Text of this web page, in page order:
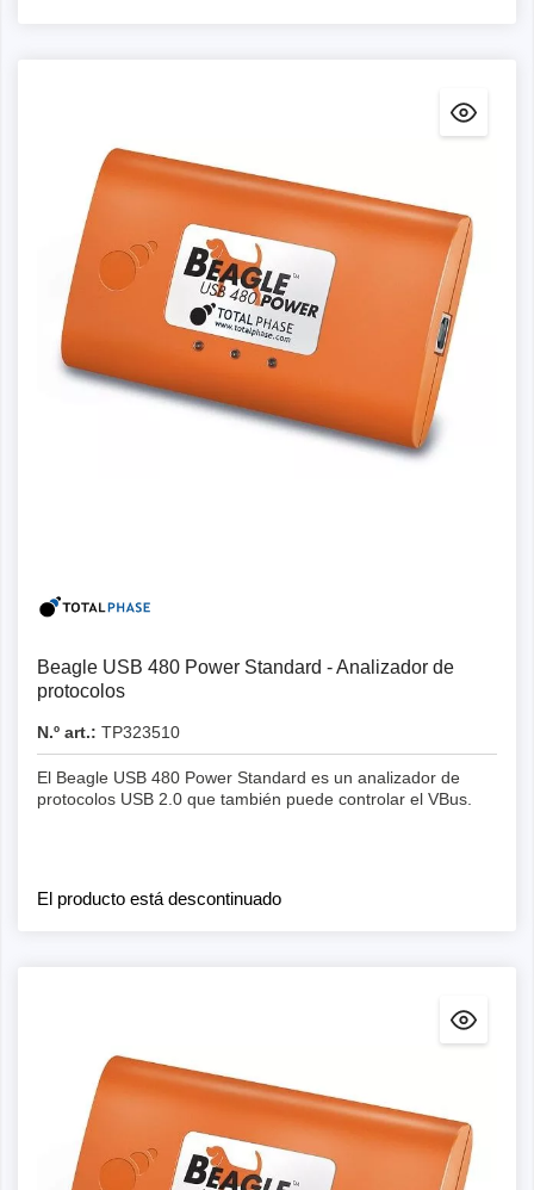
Beagle USB 480 Power Standard - Analizador de
protocolos
N.º art.: TP323510
El Beagle USB 480 Power Standard es un analizador de
protocolos USB 2.0 que también puede controlar el VBus.
El producto está descontinuado